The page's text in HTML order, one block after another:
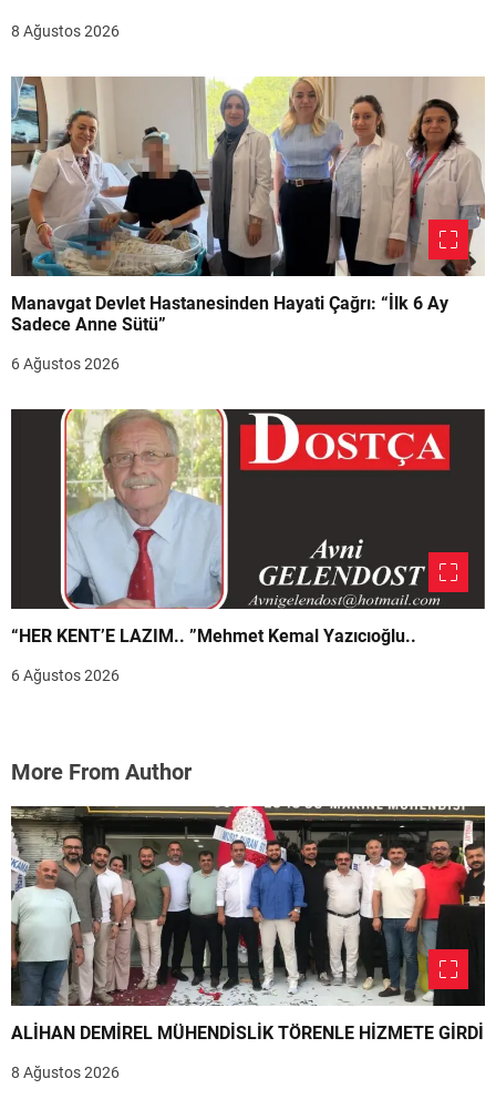
8 Ağustos 2026
Manavgat Devlet Hastanesinden Hayati Çağrı: “İlk 6 Ay
Sadece Anne Sütü”
6 Ağustos 2026
“HER KENT’E LAZIM.. ”Mehmet Kemal Yazıcıoğlu..
6 Ağustos 2026
More From Author
ALİHAN DEMİREL MÜHENDİSLİK TÖRENLE HİZMETE GİRDİ
8 Ağustos 2026